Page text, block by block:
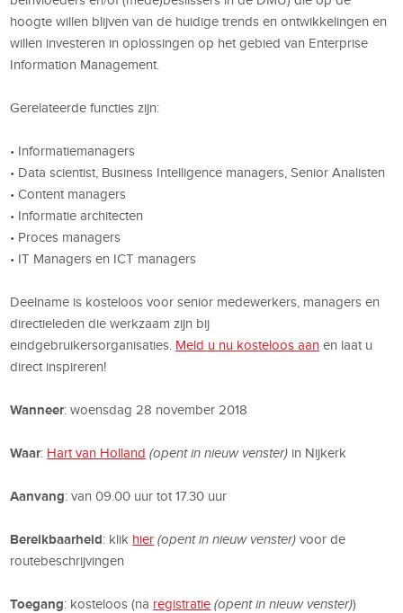
hoogte willen blijven van de huidige trends en ontwikkelingen en
willen investeren in oplossingen op het gebied van Enterprise
Information Management.
Gerelateerde functies zijn:
• Informatiemanagers
• Data scientist, Business Intelligence managers, Senior Analisten
• Content managers
• Informatie architecten
• Proces managers
• IT Managers en ICT managers
Deelname is kosteloos voor senior medewerkers, managers en
directieleden die werkzaam zijn bij
eindgebruikersorganisaties. Meld u nu kosteloos aan en laat u
direct inspireren!
Wanneer: woensdag 28 november 2018
Waar: Hart van Holland (opent in nieuw venster) in Nijkerk
Aanvang: van 09.00 uur tot 17.30 uur
Bereikbaarheid: klik hier (opent in nieuw venster) voor de
routebeschrijvingen
Toegang: kosteloos (na registratie (opent in nieuw venster))